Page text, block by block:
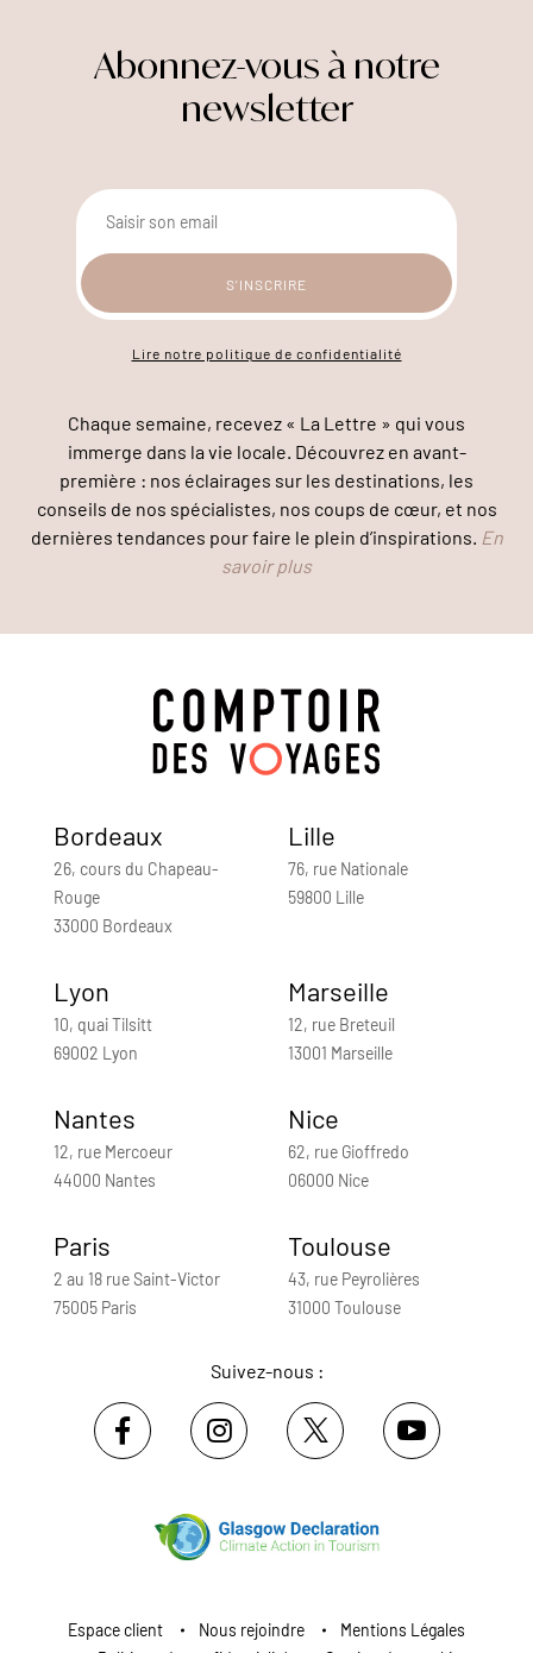
Abonnez-vous à notre
newsletter
Lire notre politique de confidentialité
Chaque semaine, recevez « La Lettre » qui vous
immerge dans la vie locale. Découvrez en avant-
première : nos éclairages sur les destinations, les
conseils de nos spécialistes, nos coups de cœur, et nos
dernières tendances pour faire le plein d’inspirations. En
savoir plus
Bordeaux
26, cours du Chapeau-
Rouge
33000 Bordeaux
Lille
76, rue Nationale
59800 Lille
Lyon
10, quai Tilsitt
69002 Lyon
Marseille
12, rue Breteuil
13001 Marseille
Nantes
12, rue Mercoeur
44000 Nantes
Nice
62, rue Gioffredo
06000 Nice
Paris
2 au 18 rue Saint-Victor
75005 Paris
Toulouse
43, rue Peyrolières
31000 Toulouse
Suivez-nous :
Espace client Nous rejoindre
Mentions Légales